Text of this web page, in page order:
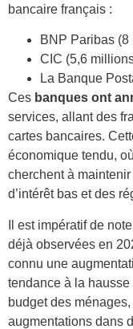
bancaire français :
BNP Paribas
CIC (5,6
La Banque
Ces banques ont
services, allant des
cartes bancaires.
économique tendu,
cherchent à
d’intérêt bas et des
Il est impératif de
déjà observées en
connu une
tendance à la
budget des
augmentations dans